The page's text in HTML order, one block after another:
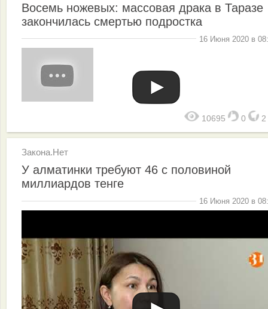
Восемь ножевых: массовая драка в Таразе
закончилась смертью подростка
16 Июня 2020 в
10695 0 2
Закона.Нет
У алматинки требуют 46 с половиной
миллиардов тенге
16 Июня 2020 в